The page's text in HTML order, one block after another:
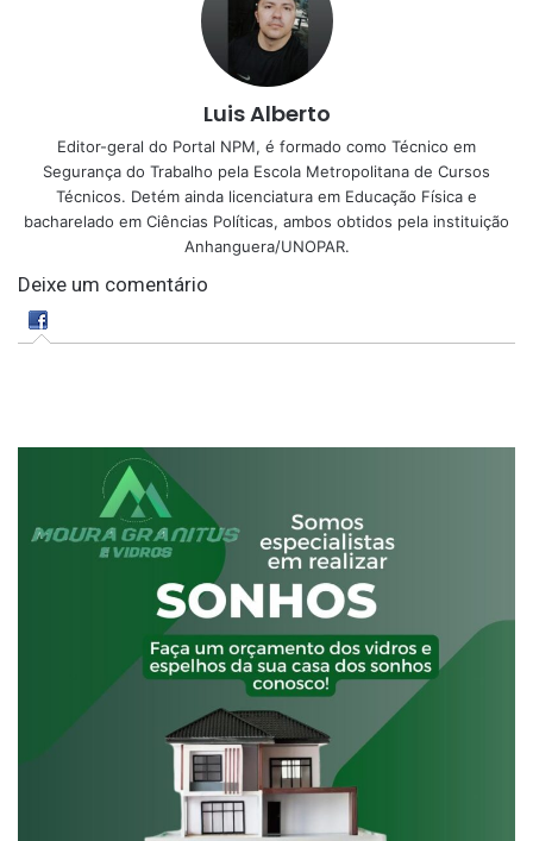
Luis Alberto
Editor-geral do Portal NPM, é formado como Técnico em
Segurança do Trabalho pela Escola Metropolitana de Cursos
Técnicos. Detém ainda licenciatura em Educação Física e
bacharelado em Ciências Políticas, ambos obtidos pela instituição
Anhanguera/UNOPAR.
Deixe um comentário